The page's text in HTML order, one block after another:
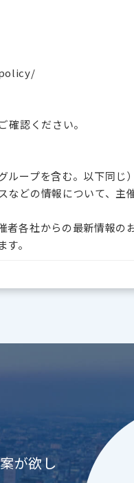
認ください。
ープを含む。以下同じ
どの情報について、主
各社からの最新情報の
。
が欲し